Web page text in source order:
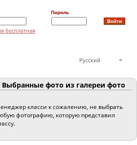
Пароль
бесплатная
Русский
Выбранные фото из галереи фото
класси к сожалению, не выбрать
фотографию, которую представил